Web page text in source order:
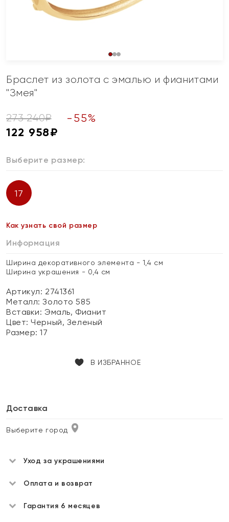
Браслет из золота с эмалью и фианитами
"Змея"
273 240₽ - 55%
122 958₽
Выберите размер:
17
Как узнать свой размер
Информация
Ширина декоративного элемента - 1,4 см
Ширина украшения - 0,4 см
Артикул: 2741361
Металл:Золото 585
Вставки:Эмаль, Фианит
Цвет:Черный, Зеленый
Размер:17
В ИЗБРАННОЕ
Доставка
Выберите город
Уход за украшениями
Оплата и возврат
Гарантия 6 месяцев